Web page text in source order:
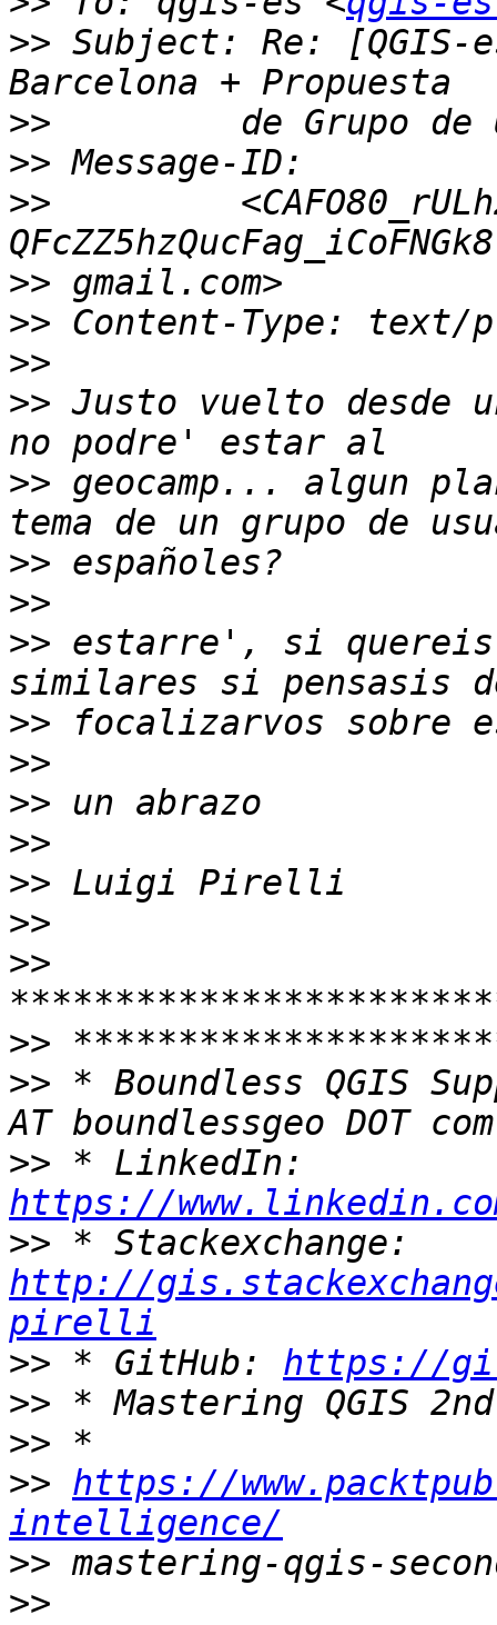
>> Subject: Re: [QGIS-
>>
>>
>>
>>
>>
>>
>> Justo vuelto desde
>> geocamp... algun
>>
>>
>> estarre', si
>>
>>
>>
>>
>>
>>
>>
>>
>> * Boundless QGIS
>>
https://
>>
http://
pirelli
>> * GitHub: https://
>>
>>
>> https://
intelligence/
>>
>>